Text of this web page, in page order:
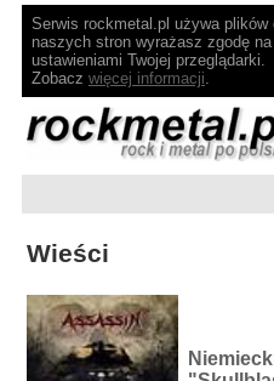
Serwis rockmetal.pl używa
naszych stron wyrażasz zgodę
ustawieniami Twojej przeglądarki.
Zobacz więcej informacji.
Wieści